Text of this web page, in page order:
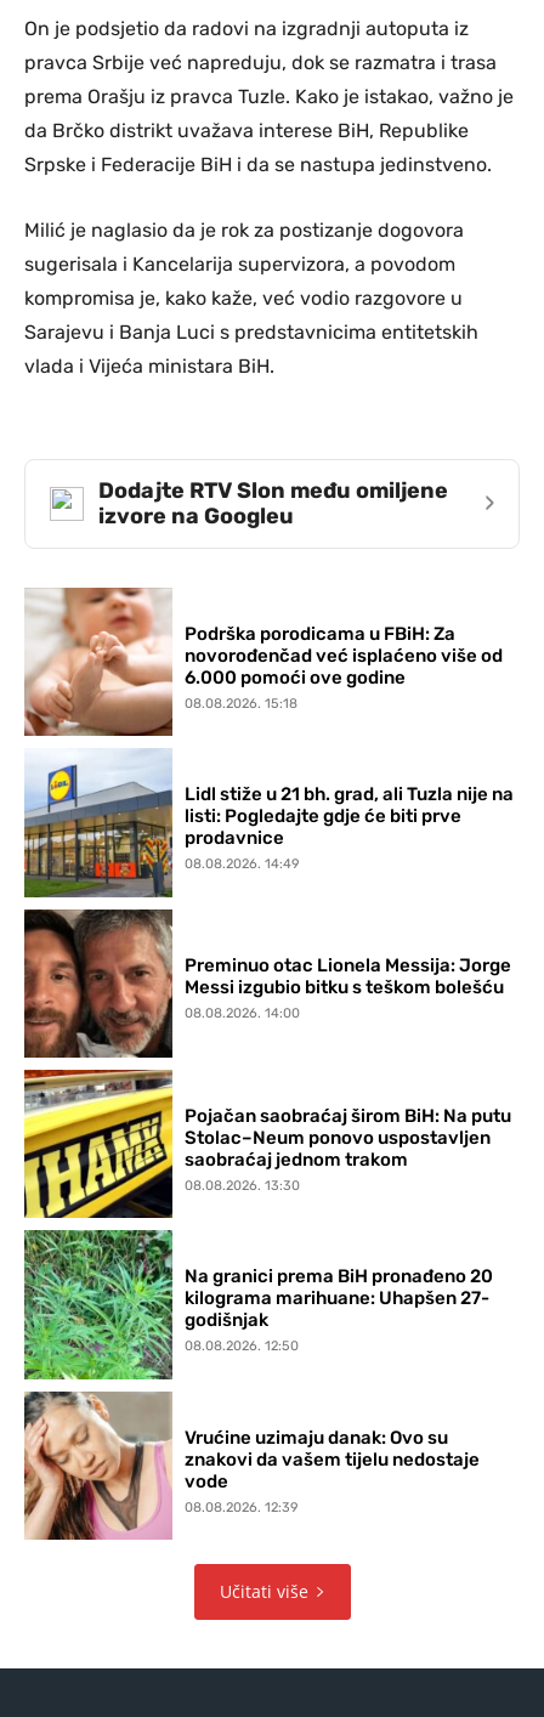
On je podsjetio da radovi na izgradnji autoputa iz
pravca Srbije već napreduju, dok se razmatra i trasa
prema Orašju iz pravca Tuzle. Kako je istakao, važno je
da Brčko distrikt uvažava interese BiH, Republike
Srpske i Federacije BiH i da se nastupa jedinstveno.
Milić je naglasio da je rok za postizanje dogovora
sugerisala i Kancelarija supervizora, a povodom
kompromisa je, kako kaže, već vodio razgovore u
Sarajevu i Banja Luci s predstavnicima entitetskih
vlada i Vijeća ministara BiH.
Dodajte RTV Slon među omiljene
izvore na Googleu
›
Podrška porodicama u FBiH: Za
novorođenčad već isplaćeno više od
6.000 pomoći ove godine
08.08.2026. 15:18
Lidl stiže u 21 bh. grad, ali Tuzla nije na
listi: Pogledajte gdje će biti prve
prodavnice
08.08.2026. 14:49
Preminuo otac Lionela Messija: Jorge
Messi izgubio bitku s teškom bolešću
08.08.2026. 14:00
Pojačan saobraćaj širom BiH: Na putu
Stolac–Neum ponovo uspostavljen
saobraćaj jednom trakom
08.08.2026. 13:30
Na granici prema BiH pronađeno 20
kilograma marihuane: Uhapšen 27-
godišnjak
08.08.2026. 12:50
Vrućine uzimaju danak: Ovo su
znakovi da vašem tijelu nedostaje
vode
08.08.2026. 12:39
Učitati više